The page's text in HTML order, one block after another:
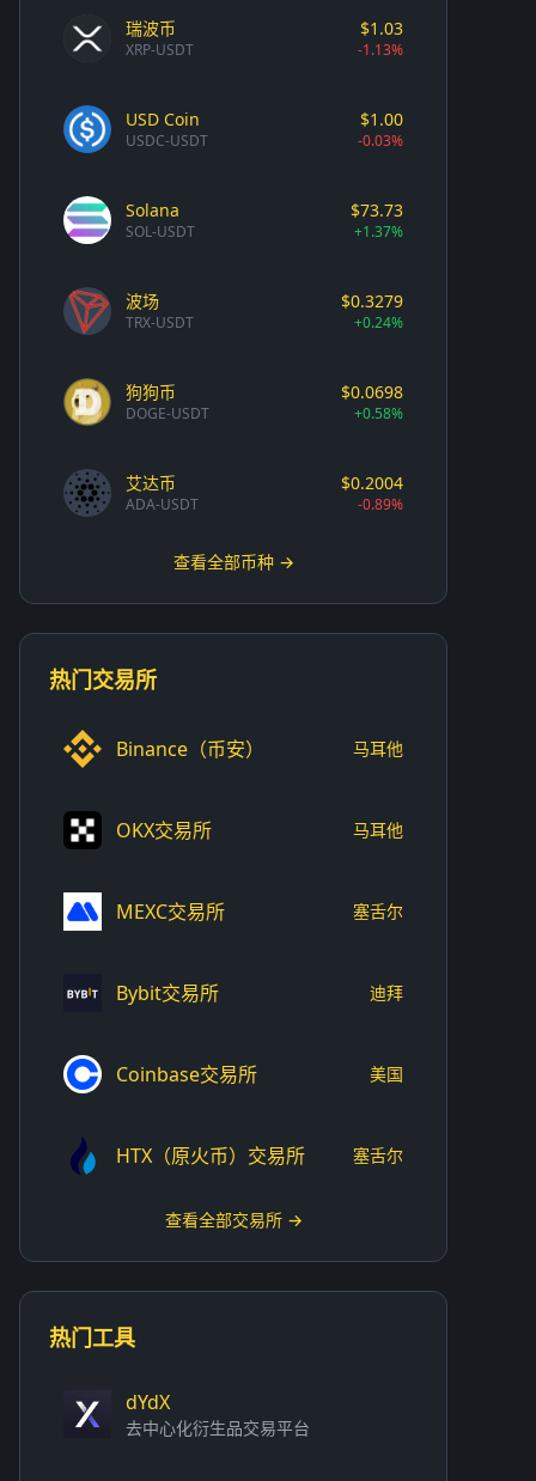
瑞波币
XRP-USDT
$1.03
-1.13%
USD Coin
USDC-USDT
$1.00
-0.03%
Solana
SOL-USDT
$73.73
+1.37%
波场
TRX-USDT
$0.3279
+0.24%
狗狗币
DOGE-USDT
$0.0698
+0.58%
艾达币
ADA-USDT
$0.2004
-0.89%
查看全部币种 →
热门交易所
Binance（币安） 马耳他
OKX交易所 马耳他
MEXC交易所 塞舌尔
Bybit交易所 迪拜
Coinbase交易所 美国
HTX（原火币）交易所 塞舌尔
查看全部交易所 →
热门工具
dYdX
去中心化衍生品交易平台